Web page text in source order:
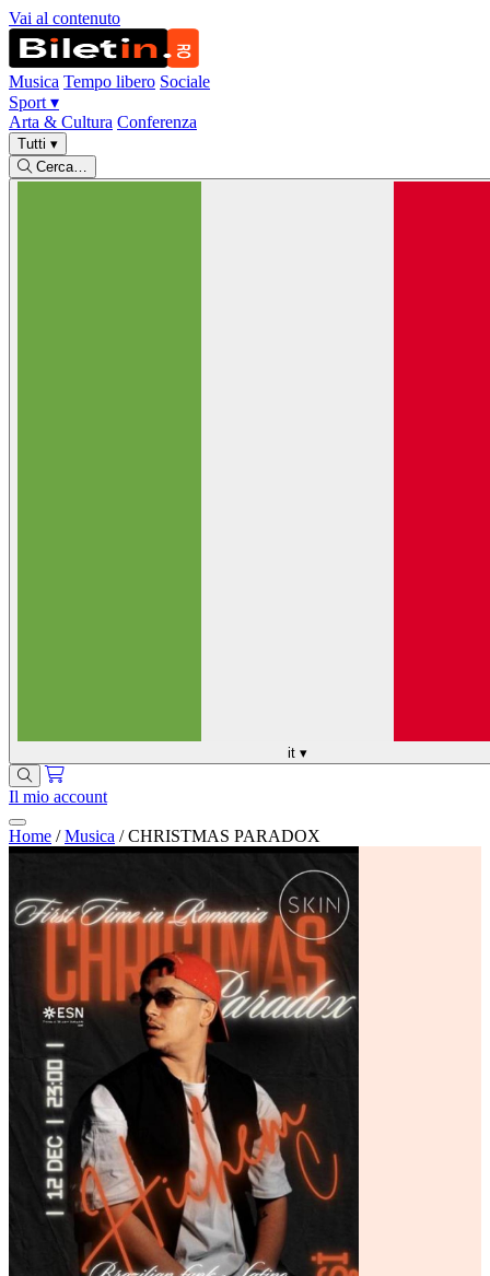
Vai al contenuto
Musica Tempo libero Sociale
Sport ▾
Arta & Cultura Conferenza
Tutti ▾
Cerca…
it ▾
Il mio account
Home / Musica / CHRISTMAS PARADOX